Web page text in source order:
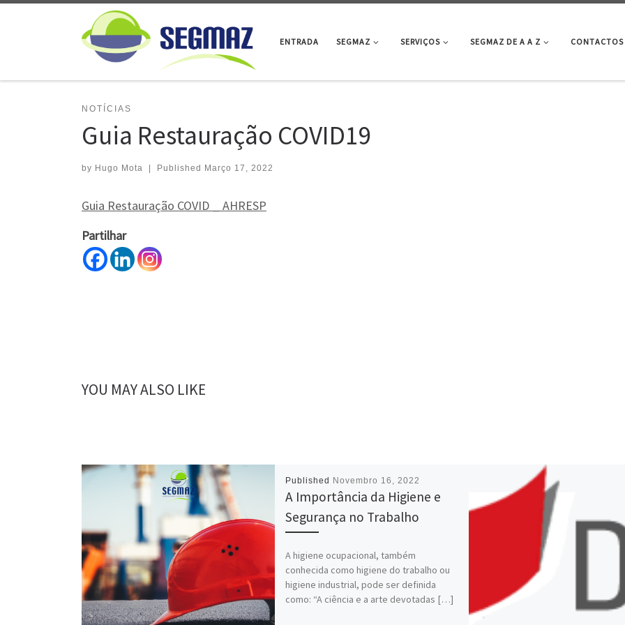
ENTRADA SEGMAZ SERVIÇOS SEGMAZ DE A A Z CONTACTOS
NOTÍCIAS
Guia Restauração COVID19
by Hugo Mota Published Março 17, 2022
Guia Restauração COVID _ AHRESP
Partilhar
YOU MAY ALSO LIKE
Published Novembro 16, 2022
A Importância da Higiene e
Segurança no Trabalho
A higiene ocupacional, também
conhecida como higiene do trabalho ou
higiene industrial, pode ser definida
como: “A ciência e a arte devotadas […]